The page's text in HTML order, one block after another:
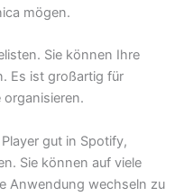
mögen.
Sie können Ihre
Es ist großartig für
organisieren.
gut in Spotify,
Sie können auf viele
Anwendung wechseln zu